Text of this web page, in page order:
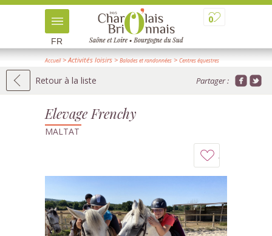
0
FR
Accueil> Activités loisirs > Balades et randonnées > Centres équestres
Retour à la liste Partager :
Elevage Frenchy
MALTAT
à
mon
carnet